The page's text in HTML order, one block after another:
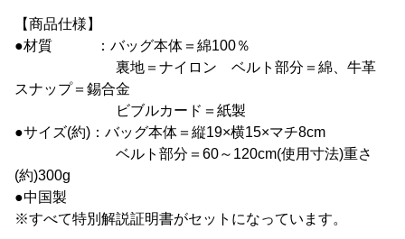
【商品仕様】
●材質 ：バッグ本体＝綿100％
裏地＝ナイロン ベルト部分＝綿、牛革
スナップ＝錫合金
ビブルカード＝紙製
●サイズ(約)：バッグ本体＝縦19×横15×マチ8cm
ベルト部分＝60～120cm(使用寸法)重さ
(約)300g
●中国製
※すべて特別解説証明書がセットになっています。